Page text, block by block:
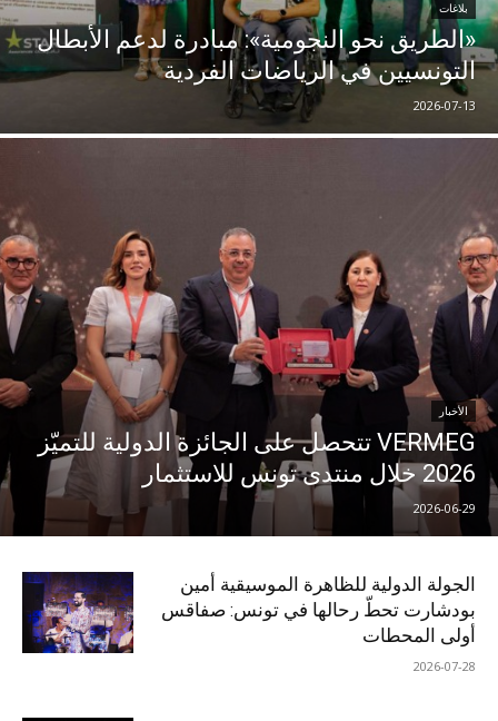
بلاغات
«الطريق نحو النجومية»: مبادرة لدعم الأبطال
التونسيين في الرياضات الفردية
2026-07-13
الأخبار
VERMEG تتحصل على الجائزة الدولية للتميّز
2026 خلال منتدى تونس للاستثمار
2026-06-29
الجولة الدولية للظاهرة الموسيقية أمين
بودشارت تحطّ رحالها في تونس: صفاقس
أولى المحطات
2026-07-28